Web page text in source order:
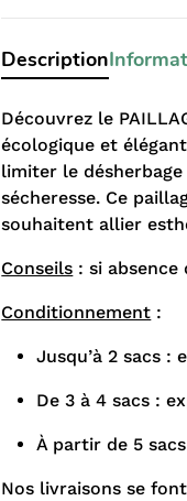
Description
Découvrez le
écologique et
limiter le
sécheresse. Ce
souhaitent allier
Conseils : si absence
Conditionnement :
Jusqu’à 2 sacs :
De 3 à 4 sacs :
À partir de 5
Nos livraisons se